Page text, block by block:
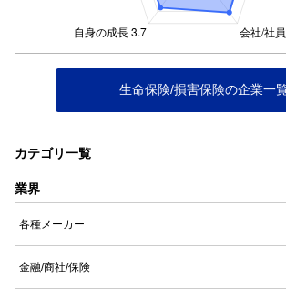
生命保険/損害保険の企業一
カテゴリ一覧
業界
各種メーカー
金融/商社/保険